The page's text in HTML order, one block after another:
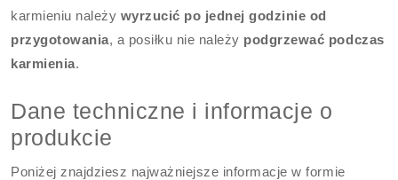
karmieniu należy wyrzucić po jednej godzinie od
przygotowania, a posiłku nie należy podgrzewać podczas
karmienia.
Dane techniczne i informacje o
produkcie
Poniżej znajdziesz najważniejsze informacje w formie